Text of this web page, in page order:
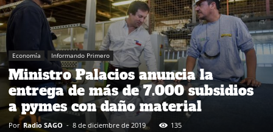
Economía Informando Primero
Ministro Palacios anuncia la
entrega de más de 7.000 subsidios
a pymes con daño material
Por Radio SAGO - 8 de diciembre de 2019 135